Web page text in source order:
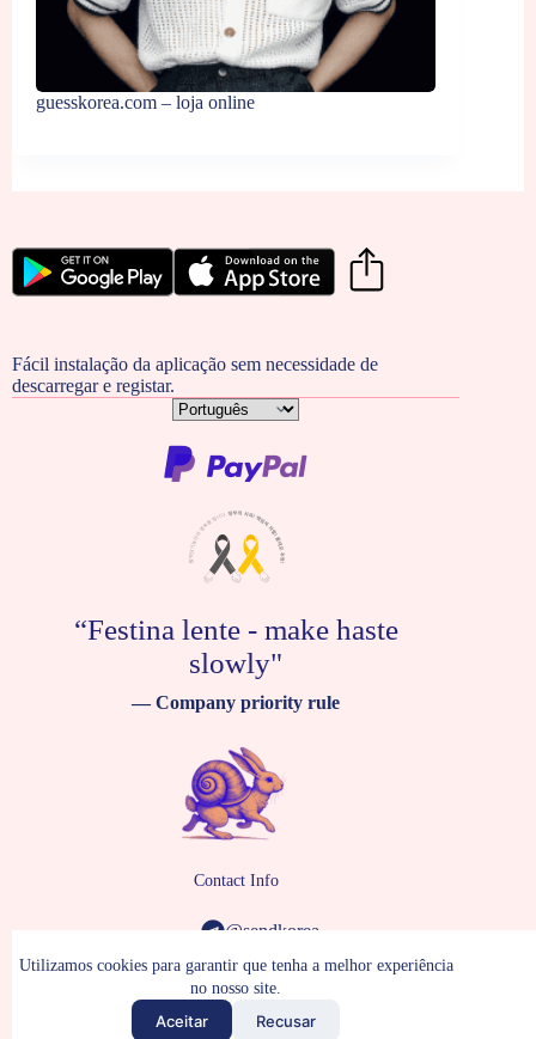
Utilizamos cookies para garantir que tenha a melhor experiência
no nosso site.
Aceitar Recusar
guesskorea.com – loja online
Fácil instalação da aplicação sem necessidade de
descarregar e registar.
Escolha
um
idioma
“Festina lente - make haste
slowly"
— Company priority rule
Contact Info
@sendkorea
support@sendkorea.com
1070-15 Ansan-si, Republic of Korea
Copyright © 2009-2026SendKorea - Serviço de compras
e entregas na Coreia do Sul